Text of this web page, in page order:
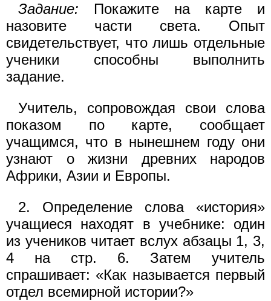
Задание: Покажите на карте и
назовите части света. Опыт
свидетельствует, что лишь отдельные
ученики способны выполнить
задание.
Учитель, сопровождая свои слова
показом по карте, сообщает
учащимся, что в нынешнем году они
узнают о жизни древних народов
Африки, Азии и Европы.
2. Определение слова «история»
учащиеся находят в учебнике: один
из учеников читает вслух абзацы 1, 3,
4 на стр. 6. Затем учитель
спрашивает: «Как называется первый
отдел всемирной истории?»